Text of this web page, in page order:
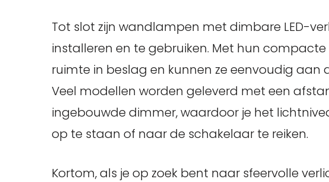
Tot slot zijn wandlampen met dimbare LED-
installeren en te gebruiken. Met hun
ruimte in beslag en kunnen ze eenvoudig aan
Veel modellen worden geleverd met een
ingebouwde dimmer, waardoor je het
op te staan ​​of naar de schakelaar te reiken.
Kortom, als je op zoek bent naar sfeervolle